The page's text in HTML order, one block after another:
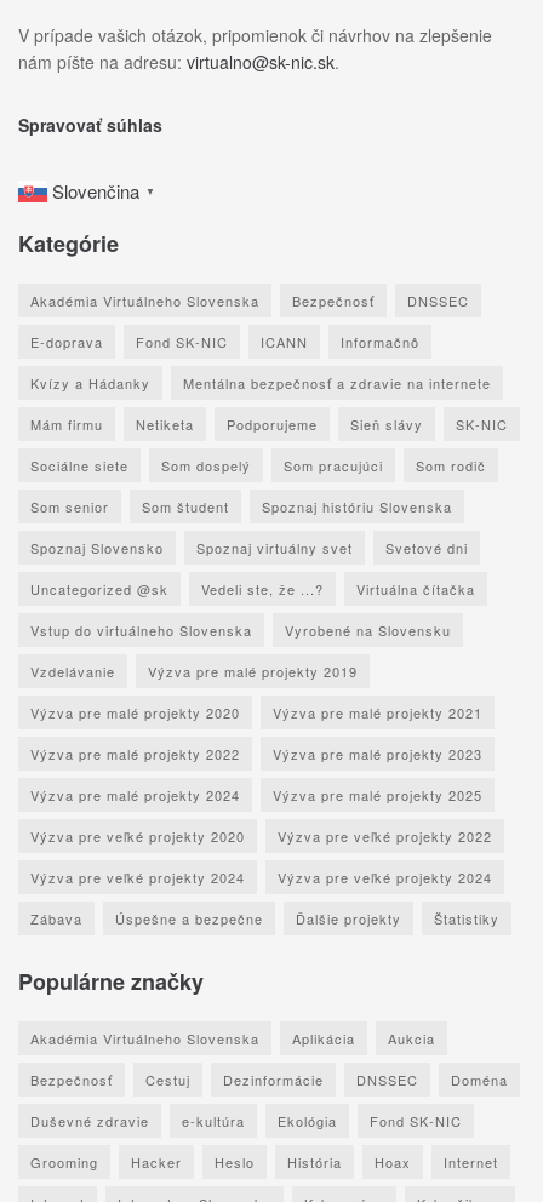
V prípade vašich otázok, pripomienok či návrhov na zlepšenie
nám píšte na adresu: virtualno@sk-nic.sk.
Spravovať súhlas
Slovenčina ▼
Kategórie
Akadémia Virtuálneho Slovenska Bezpečnosť DNSSEC
E-doprava Fond SK-NIC ICANN Informačnô
Kvízy a Hádanky Mentálna bezpečnosť a zdravie na internete
Mám firmu Netiketa Podporujeme Sieň slávy SK-NIC
Sociálne siete Som dospelý Som pracujúci Som rodič
Som senior Som študent Spoznaj históriu Slovenska
Spoznaj Slovensko Spoznaj virtuálny svet Svetové dni
Uncategorized @sk Vedeli ste, že ...? Virtuálna čítačka
Vstup do virtuálneho Slovenska Vyrobené na Slovensku
Vzdelávanie Výzva pre malé projekty 2019
Výzva pre malé projekty 2020 Výzva pre malé projekty 2021
Výzva pre malé projekty 2022 Výzva pre malé projekty 2023
Výzva pre malé projekty 2024 Výzva pre malé projekty 2025
Výzva pre veľké projekty 2020 Výzva pre veľké projekty 2022
Výzva pre veľké projekty 2024 Výzva pre veľké projekty 2024
Zábava Úspešne a bezpečne Ďalšie projekty Štatistiky
Populárne značky
Akadémia Virtuálneho Slovenska Aplikácia Aukcia
Bezpečnosť Cestuj Dezinformácie DNSSEC Doména
Duševné zdravie e-kultúra Ekológia Fond SK-NIC
Grooming Hacker Heslo História Hoax Internet